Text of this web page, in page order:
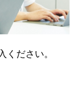
ください。